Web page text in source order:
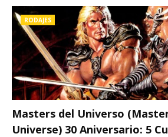
RODAJES
Masters del Universo
Universe) 30 Aniversario: 5